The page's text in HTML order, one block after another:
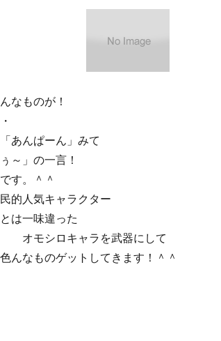
なものが！
あんぱーん」みて
～」の一言！
す。＾＾
的人気キャラクター
は一味違った
ャラを武器にして
んなものゲットしてきます！＾＾